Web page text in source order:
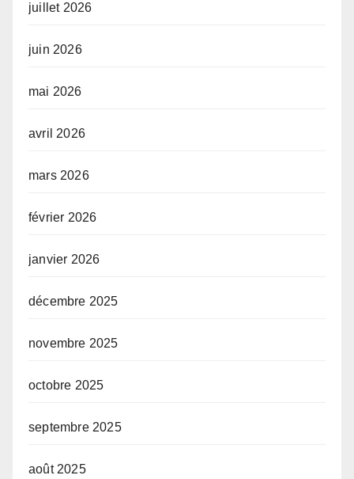
juillet 2026
juin 2026
mai 2026
avril 2026
mars 2026
février 2026
janvier 2026
décembre 2025
novembre 2025
octobre 2025
septembre 2025
août 2025